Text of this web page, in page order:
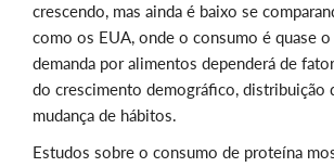
crescendo, mas ainda é baixo se
como os EUA, onde o consumo é quase
demanda por alimentos dependerá de
do crescimento demográfico, distribuição
mudança de hábitos.
Estudos sobre o consumo de proteína